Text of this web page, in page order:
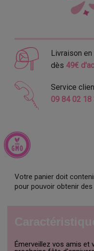
Livraison
dès 49€
Service
09 84 02 18
Votre panier doit
pour pouvoir obtenir
Émerveillez vos amis et